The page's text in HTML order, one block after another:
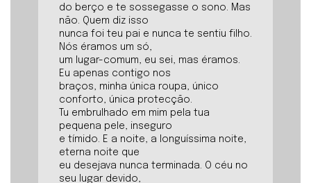
do berço e te sossegasse o sono. Mas
não. Quem diz isso
nunca foi teu pai e nunca te sentiu filho.
Nós éramos um só,
um lugar-comum, eu sei, mas éramos.
Eu apenas contigo nos
braços, minha única roupa, único
conforto, única protecção.
Tu embrulhado em mim pela tua
pequena pele, inseguro
e tímido. E a noite, a longuíssima noite,
eterna noite que
eu desejava nunca terminada. O céu no
seu lugar devido,